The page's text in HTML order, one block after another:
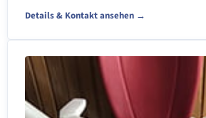
Details & Kontakt ansehen →